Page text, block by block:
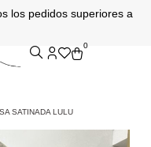
los pedidos superiores a
0
SATINADA LULU